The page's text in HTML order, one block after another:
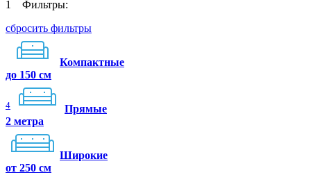
1 Фильтры:
сбросить фильтры
Компактные
до 150 см
4
Прямые
2 метра
Широкие
от 250 см